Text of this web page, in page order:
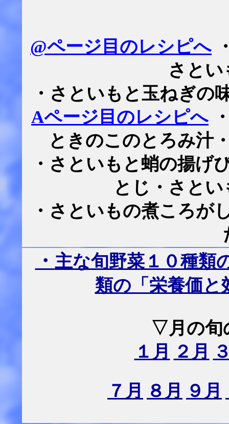
@ページ目のレシピへ
さと
・さといもと玉ねぎの
Aページ目のレシピへ
ときのこのとろみ汁
・さといもと蛸の揚げ
とじ・さと
・さといもの煮ころが
・ 主な旬野菜１０種類
類の「栄養価と
▽月の旬
１月
２月
７月 ８月 ９月